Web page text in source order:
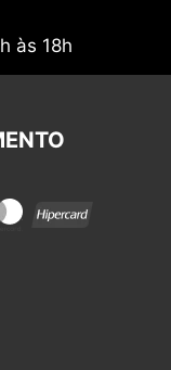
às 18h